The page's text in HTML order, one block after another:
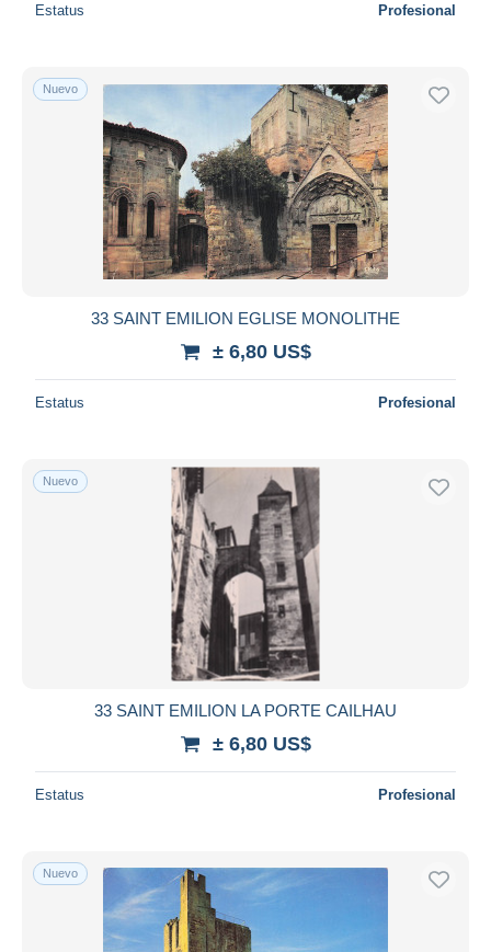
Estatus Profesional
Nuevo
33 SAINT EMILION EGLISE MONOLITHE
± 6,80 US$
Estatus Profesional
Nuevo
33 SAINT EMILION LA PORTE CAILHAU
± 6,80 US$
Estatus Profesional
Nuevo